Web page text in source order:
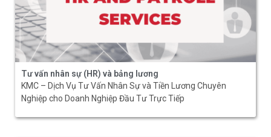
Tư vấn nhân sự (HR) và bảng lương
KMC – Dịch Vụ Tư Vấn Nhân Sự và Tiền Lương Chuyên
Nghiệp cho Doanh Nghiệp Đầu Tư Trực Tiếp